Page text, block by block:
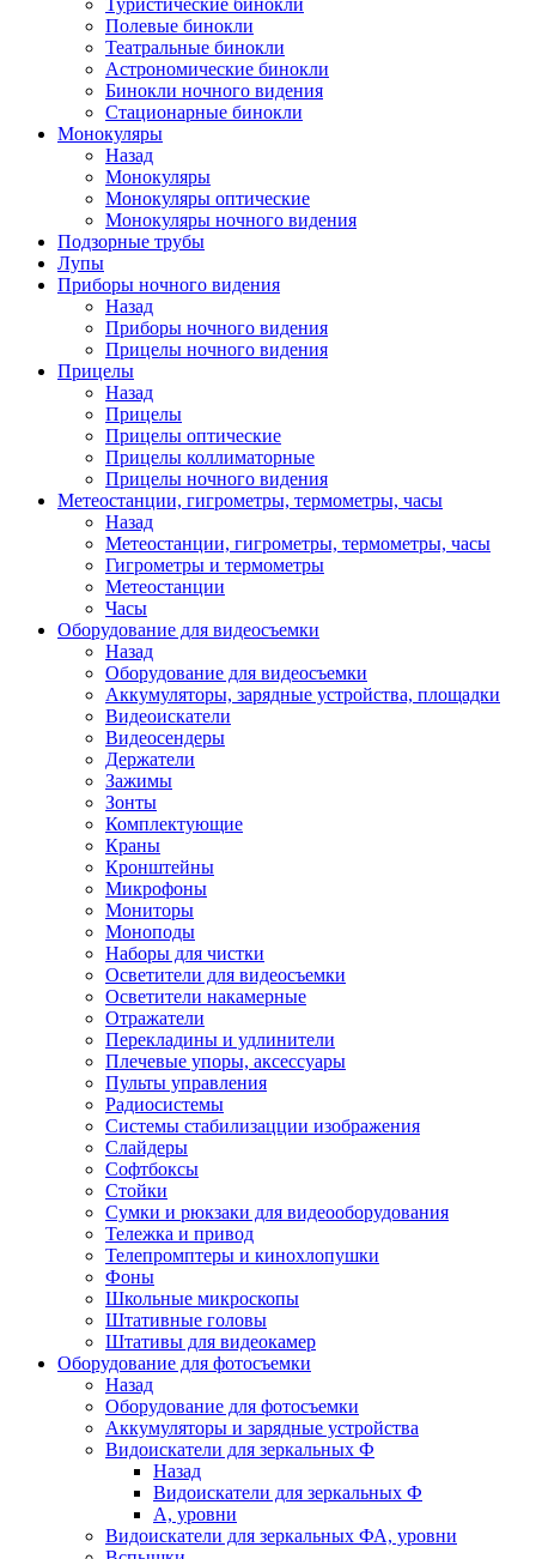
Туристические бинокли
Полевые бинокли
Театральные бинокли
Астрономические бинокли
Бинокли ночного видения
Стационарные бинокли
Монокуляры
Назад
Монокуляры
Монокуляры оптические
Монокуляры ночного видения
Подзорные трубы
Лупы
Приборы ночного видения
Назад
Приборы ночного видения
Прицелы ночного видения
Прицелы
Назад
Прицелы
Прицелы оптические
Прицелы коллиматорные
Прицелы ночного видения
Метеостанции, гигрометры, термометры, часы
Назад
Метеостанции, гигрометры, термометры, часы
Гигрометры и термометры
Метеостанции
Часы
Оборудование для видеосъемки
Назад
Оборудование для видеосъемки
Аккумуляторы, зарядные устройства, площадки
Видеоискатели
Видеосендеры
Держатели
Зажимы
Зонты
Комплектующие
Краны
Кронштейны
Микрофоны
Мониторы
Моноподы
Наборы для чистки
Осветители для видеосъемки
Осветители накамерные
Отражатели
Перекладины и удлинители
Плечевые упоры, аксессуары
Пульты управления
Радиосистемы
Системы стабилизацции изображения
Слайдеры
Софтбоксы
Стойки
Сумки и рюкзаки для видеооборудования
Тележка и привод
Телепромптеры и кинохлопушки
Фоны
Школьные микроскопы
Штативные головы
Штативы для видеокамер
Оборудование для фотосъемки
Назад
Оборудование для фотосъемки
Аккумуляторы и зарядные устройства
Видоискатели для зеркальных Ф
Назад
Видоискатели для зеркальных Ф
А, уровни
Видоискатели для зеркальных ФА, уровни